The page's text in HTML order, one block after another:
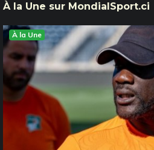
À la Une sur MondialSport.ci
À la Une